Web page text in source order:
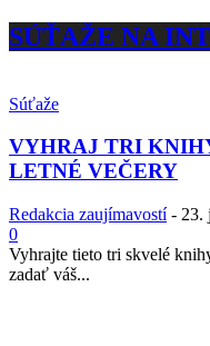
SÚŤAŽE NA
Súťaže
VYHRAJ TRI
LETNÉ VEČERY
Redakcia zaujímavostí - 23.
0
Vyhrajte tieto tri skvelé
zadať váš...